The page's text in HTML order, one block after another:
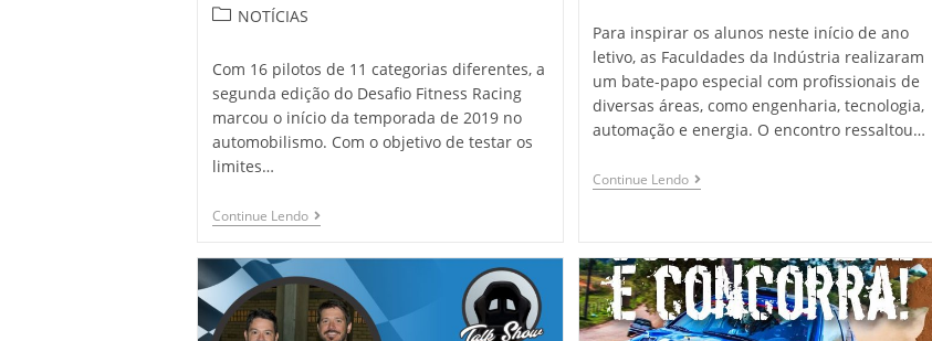
NOTÍCIAS
Com 16 pilotos de 11 categorias diferentes, a
segunda edição do Desafio Fitness Racing
marcou o início da temporada de 2019 no
automobilismo. Com o objetivo de testar os
limites…
Continue Lendo
Para inspirar os alunos neste início de ano
letivo, as Faculdades da Indústria realizaram
um bate-papo especial com profissionais de
diversas áreas, como engenharia, tecnologia,
automação e energia. O encontro ressaltou…
Continue Lendo